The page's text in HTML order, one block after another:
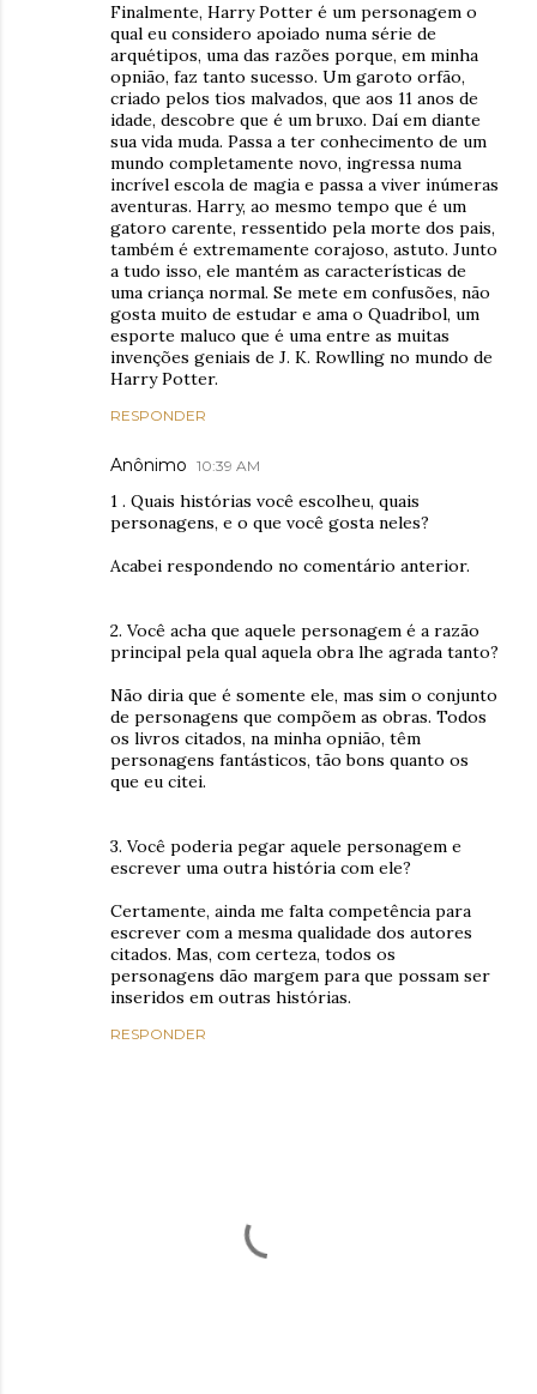
Finalmente, Harry Potter é um personagem o
qual eu considero apoiado numa série de
arquétipos, uma das razões porque, em minha
opnião, faz tanto sucesso. Um garoto orfão,
criado pelos tios malvados, que aos 11 anos de
idade, descobre que é um bruxo. Daí em diante
sua vida muda. Passa a ter conhecimento de um
mundo completamente novo, ingressa numa
incrível escola de magia e passa a viver inúmeras
aventuras. Harry, ao mesmo tempo que é um
gatoro carente, ressentido pela morte dos pais,
também é extremamente corajoso, astuto. Junto
a tudo isso, ele mantém as características de
uma criança normal. Se mete em confusões, não
gosta muito de estudar e ama o Quadribol, um
esporte maluco que é uma entre as muitas
invenções geniais de J. K. Rowlling no mundo de
Harry Potter.
RESPONDER
Anônimo 10:39 AM
1 . Quais histórias você escolheu, quais
personagens, e o que você gosta neles?
Acabei respondendo no comentário anterior.
2. Você acha que aquele personagem é a razão
principal pela qual aquela obra lhe agrada tanto?
Não diria que é somente ele, mas sim o conjunto
de personagens que compõem as obras. Todos
os livros citados, na minha opnião, têm
personagens fantásticos, tão bons quanto os
que eu citei.
3. Você poderia pegar aquele personagem e
escrever uma outra história com ele?
Certamente, ainda me falta competência para
escrever com a mesma qualidade dos autores
citados. Mas, com certeza, todos os
personagens dão margem para que possam ser
inseridos em outras histórias.
RESPONDER